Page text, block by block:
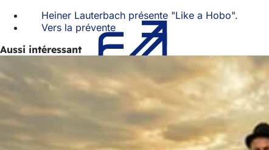
Heiner Lauterbach présente "Like a Hobo".
Vers la prévente (S'ouvre
dans
un
onglet)
Aussi intéressant